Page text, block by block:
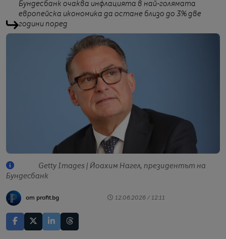
Бундесбанк очаква инфлацията в най-голямата
европейска икономика да остане близо до 3% две
години поред
Getty Images | Йоахим Нагел, президентът на
Бундесбанк
от profit.bg 12.06.2026 / 12:11